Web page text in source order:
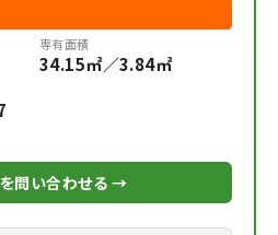
専有面積
34.15㎡／3.84㎡
問い合わせる →